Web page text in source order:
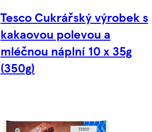
Tesco Cukrářský výrobek s
kakaovou polevou a
mléčnou náplní 10 x 35g
(350g)